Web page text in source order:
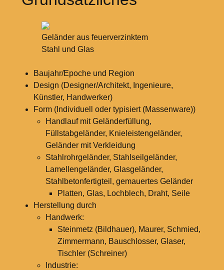
Geländer aus feuerverzinktem
Stahl und Glas
Baujahr/Epoche und Region
Design (Designer/Architekt, Ingenieure,
Künstler, Handwerker)
Form (Individuell oder typisiert (Massenware))
Handlauf mit Geländerfüllung,
Füllstabgeländer, Knieleistengeländer,
Geländer mit Verkleidung
Stahlrohrgeländer, Stahlseilgeländer,
Lamellengeländer, Glasgeländer,
Stahlbetonfertigteil, gemauertes Geländer
Platten, Glas, Lochblech, Draht, Seile
Herstellung durch
Handwerk:
Steinmetz (Bildhauer), Maurer, Schmied,
Zimmermann, Bauschlosser, Glaser,
Tischler (Schreiner)
Industrie: